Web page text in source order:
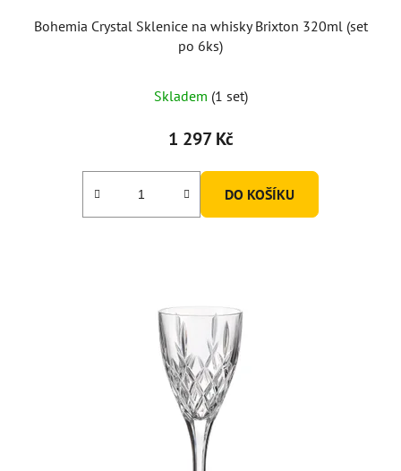
Bohemia Crystal Sklenice na whisky Brixton 320ml (set
po 6ks)
Skladem (1 set)
1 297 Kč
DO KOŠÍKU